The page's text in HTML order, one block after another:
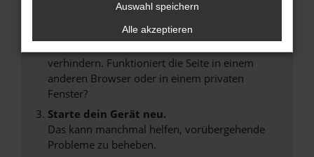
Prüfe deine Browsererweiterungen.
Manche Erweiterungen, wie Werbeblocker,
verhindern. Funktioniert die Seite in einem
anderen Browser oder in einem privaten
Fenster?
Starte dein Gerät neu.
Das kann manchmal helfen, vorübergehende
Probleme zu beheben.
Auswahl speichern
Alle akzeptieren